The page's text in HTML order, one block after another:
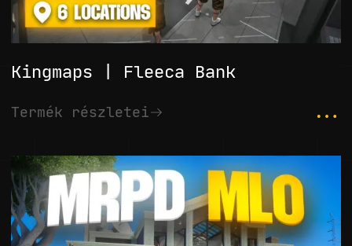
Kingmaps | Fleeca Bank
Termék részletei ...